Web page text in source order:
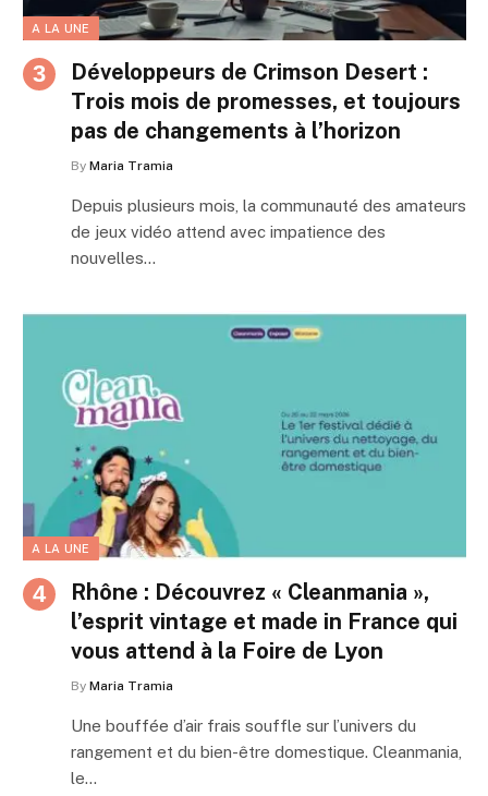
A LA UNE
Développeurs de Crimson Desert :
Trois mois de promesses, et toujours
pas de changements à l’horizon
By Maria Tramia
Depuis plusieurs mois, la communauté des amateurs
de jeux vidéo attend avec impatience des
nouvelles…
A LA UNE
Rhône : Découvrez « Cleanmania »,
l’esprit vintage et made in France qui
vous attend à la Foire de Lyon
By Maria Tramia
Une bouffée d’air frais souffle sur l’univers du
rangement et du bien-être domestique. Cleanmania,
le…